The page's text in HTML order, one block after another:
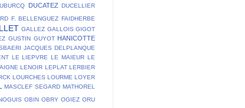
DUCATEZ DUCELLIER
F. BELLENGUEZ FAIDHERBE
GALLEZ GALLOIS GIGOT
GUSTIN GUYOT HANICOTTE
JACQUES DELPLANQUE
LE LIEPVRE LE MAIEUR LE
LENOIR LEPLAT LERBIER
LOURCHES LOURME LOYER
MASCLEF SEGARD MATHOREL
OBIN OBRY OGIEZ ORU